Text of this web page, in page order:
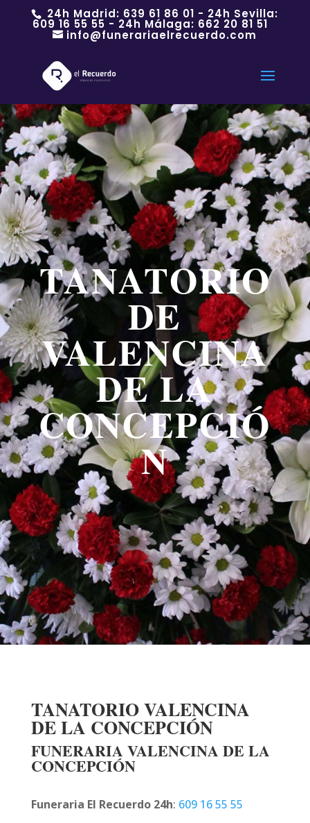
24h Madrid: 639 61 86 01 - 24h Sevilla:
609 16 55 55 - 24h Málaga: 662 20 81 51
info@funerariaelrecuerdo.com
TANATORIO
DE
VALENCINA
DE LA
CONCEPCIÓ
N
TANATORIO VALENCINA
DE LA CONCEPCIÓN
FUNERARIA VALENCINA DE LA
CONCEPCIÓN
Funeraria El Recuerdo 24h: 609 16 55 55